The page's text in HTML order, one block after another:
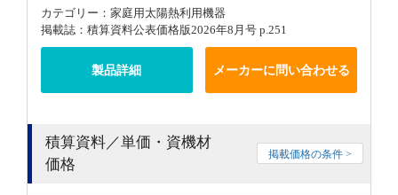
カテゴリー：家庭用太陽熱利用機器
掲載誌：積算資料公表価格版2026年8月号 p.251
製品詳細 メーカーに問い合わせる
積算資料／単価・資機材
価格
掲載価格の条件 >